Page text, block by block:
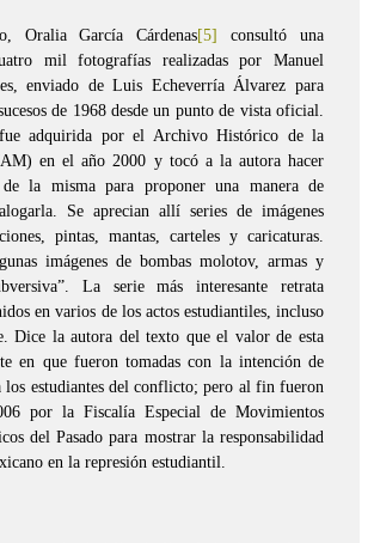
Oralia García Cárdenas[5]
consultó una
mil fotografías realizadas por Manuel
enviado de Luis Echeverría Álvarez para
de 1968 desde un punto de vista oficial.
adquirida por el Archivo Histórico de la
en el año 2000 y tocó a la autora hacer
la misma para proponer una manera de
Se aprecian allí series de imágenes
pintas, mantas, carteles y caricaturas.
imágenes de bombas molotov, armas y
La serie más interesante retrata
en varios de los actos estudiantiles, incluso
Dice la autora del texto que el valor de esta
en que fueron tomadas con la intención de
los estudiantes del conflicto; pero al fin fueron
por la Fiscalía Especial de Movimientos
del Pasado para mostrar la responsabilidad
en la represión estudiantil.